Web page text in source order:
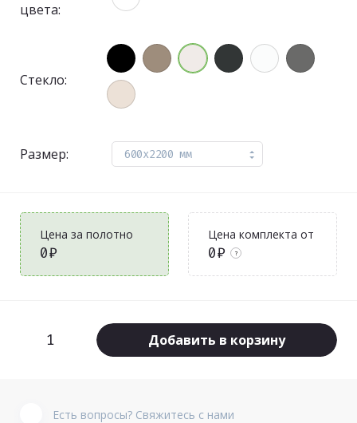
цвета:
Стекло:
Размер: 600x2200 мм
Цена за полотно
0₽
Цена комплекта от
0₽ ?
Добавить в корзину
Есть вопросы? Свяжитесь с нами